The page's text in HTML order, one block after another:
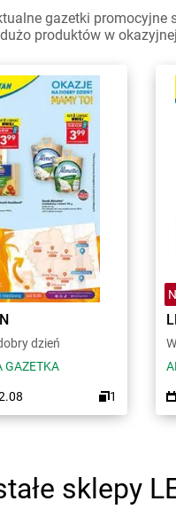
gazetki promocyjne
produktów w
dzień
GAZETKA
1
sklepy